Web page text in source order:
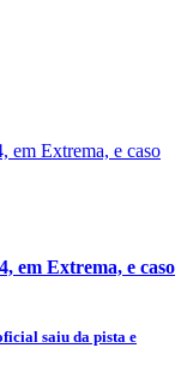
em Extrema, e caso
saiu da pista e